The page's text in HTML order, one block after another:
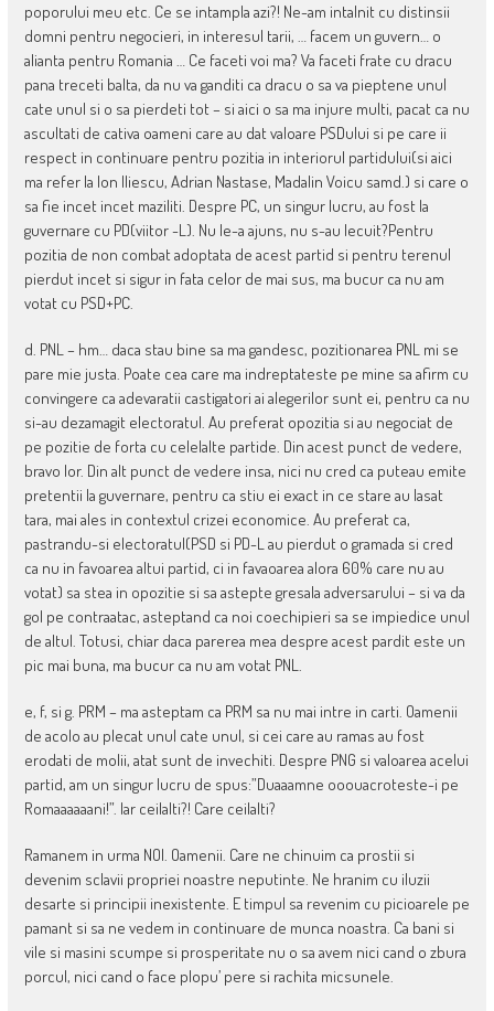
poporului meu etc. Ce se intampla azi?! Ne-am intalnit cu distinsii
domni pentru negocieri, in interesul tarii, … facem un guvern… o
alianta pentru Romania … Ce faceti voi ma? Va faceti frate cu dracu
pana treceti balta, da nu va ganditi ca dracu o sa va pieptene unul
cate unul si o sa pierdeti tot – si aici o sa ma injure multi, pacat ca nu
ascultati de cativa oameni care au dat valoare PSDului si pe care ii
respect in continuare pentru pozitia in interiorul partidului(si aici
ma refer la Ion Iliescu, Adrian Nastase, Madalin Voicu samd.) si care o
sa fie incet incet maziliti. Despre PC, un singur lucru, au fost la
guvernare cu PD(viitor -L). Nu le-a ajuns, nu s-au lecuit?Pentru
pozitia de non combat adoptata de acest partid si pentru terenul
pierdut incet si sigur in fata celor de mai sus, ma bucur ca nu am
votat cu PSD+PC.
d. PNL – hm… daca stau bine sa ma gandesc, pozitionarea PNL mi se
pare mie justa. Poate cea care ma indreptateste pe mine sa afirm cu
convingere ca adevaratii castigatori ai alegerilor sunt ei, pentru ca nu
si-au dezamagit electoratul. Au preferat opozitia si au negociat de
pe pozitie de forta cu celelalte partide. Din acest punct de vedere,
bravo lor. Din alt punct de vedere insa, nici nu cred ca puteau emite
pretentii la guvernare, pentru ca stiu ei exact in ce stare au lasat
tara, mai ales in contextul crizei economice. Au preferat ca,
pastrandu-si electoratul(PSD si PD-L au pierdut o gramada si cred
ca nu in favoarea altui partid, ci in favaoarea alora 60% care nu au
votat) sa stea in opozitie si sa astepte gresala adversarului – si va da
gol pe contraatac, asteptand ca noi coechipieri sa se impiedice unul
de altul. Totusi, chiar daca parerea mea despre acest pardit este un
pic mai buna, ma bucur ca nu am votat PNL.
e, f, si g. PRM – ma asteptam ca PRM sa nu mai intre in carti. Oamenii
de acolo au plecat unul cate unul, si cei care au ramas au fost
erodati de molii, atat sunt de invechiti. Despre PNG si valoarea acelui
partid, am un singur lucru de spus:”Duaaamne ooouacroteste-i pe
Romaaaaaani!”. Iar ceilalti?! Care ceilalti?
Ramanem in urma NOI. Oamenii. Care ne chinuim ca prostii si
devenim sclavii propriei noastre neputinte. Ne hranim cu iluzii
desarte si principii inexistente. E timpul sa revenim cu picioarele pe
pamant si sa ne vedem in continuare de munca noastra. Ca bani si
vile si masini scumpe si prosperitate nu o sa avem nici cand o zbura
porcul, nici cand o face plopu’ pere si rachita micsunele.